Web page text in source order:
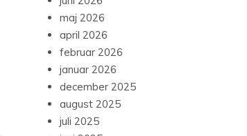
maj 2026
april 2026
februar 2026
januar 2026
december 2025
august 2025
juli 2025